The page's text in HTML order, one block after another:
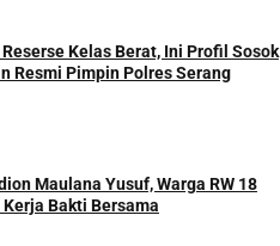
Kelas Berat, Ini Profil Sosok
Resmi Pimpin Polres Serang
Maulana Yusuf, Warga RW 18
Bakti Bersama